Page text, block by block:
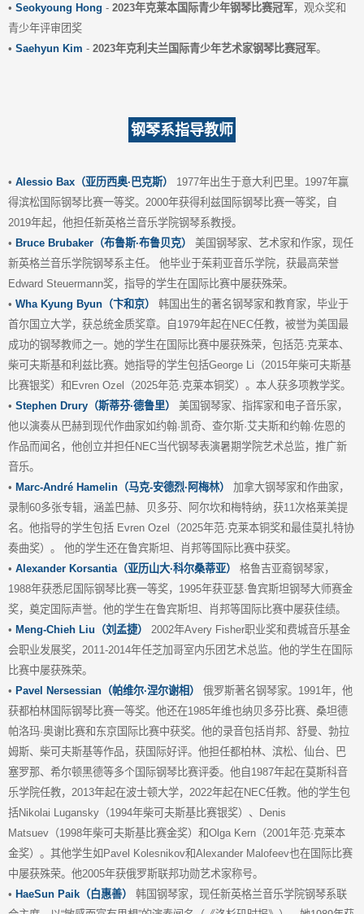
• Seokyoung Hong - 2023年克莱本国际青少年钢琴比赛冠军，观众奖和
青少年评审团奖
• Saehyun Kim - 2023年克利夫兰国际青少年艺术家钢琴比赛冠军。
钢琴系指导教师
• Alessio Bax（亚历西奥·巴克斯）
1977年出生于意大利巴里。1997年赢
得滨松国际钢琴比赛一等奖。2000年获得利兹国际钢琴比赛一等奖，自
2019年起，他担任新英格兰音乐学院钢琴系教授。
• Bruce Brubaker（布鲁斯·布鲁贝克）
美国钢琴家、艺术家和作家，现任
新英格兰音乐学院钢琴系主任。 他毕业于茱莉亚音乐学院，获最高荣誉
Edward Steuermann奖，指导的学生在国际比赛中屡获殊荣。
• Wha Kyung Byun（卞和京）
韩国出生的著名钢琴家和教育家，毕业于
首尔国立大学，获总统金质奖章。自1979年起在NEC任教，被誉为美国最
成功的钢琴教师之一。她的学生在国际比赛中屡获殊荣，包括范·克莱本、
柴可夫斯基和利兹比赛。她指导的学生包括George Li（2015年柴可夫斯基
比赛银奖）和Evren Ozel（2025年范·克莱本铜奖）。本人获多项教学奖。
• Stephen Drury（斯蒂芬·德鲁里）
美国钢琴家、指挥家和电子音乐家，
他以演奏从巴赫到现代作曲家如约翰·凯奇、查尔斯·艾夫斯和约翰·佐恩的
作品而闻名，他创立并担任NEC当代钢琴表演暑期学院艺术总监，推广新
音乐。
• Marc-André Hamelin（马克-安德烈·阿梅林）
加拿大钢琴家和作曲家，
录制60多张专辑，涵盖巴赫、贝多芬、阿尔坎和梅特纳，获11次格莱美提
名。他指导的学生包括 Evren Ozel（2025年范·克莱本铜奖和最佳莫扎特协
奏曲奖）。 他的学生还在鲁宾斯坦、肖邦等国际比赛中获奖。
• Alexander Korsantia（亚历山大·科尔桑蒂亚）
格鲁吉亚裔钢琴家，
1988年获悉尼国际钢琴比赛一等奖，1995年获亚瑟·鲁宾斯坦钢琴大师赛金
奖，奠定国际声誉。他的学生在鲁宾斯坦、肖邦等国际比赛中屡获佳绩。
• Meng-Chieh Liu（刘孟捷）
2002年Avery Fisher职业奖和费城音乐基金
会职业发展奖，2011-2014年任芝加哥室内乐团艺术总监。他的学生在国际
比赛中屡获殊荣。
• Pavel Nersessian（帕维尔·涅尔谢相）
俄罗斯著名钢琴家。1991年，他
获都柏林国际钢琴比赛一等奖。他还在1985年维也纳贝多芬比赛、桑坦德
帕洛玛·奥谢比赛和东京国际比赛中获奖。他的录音包括肖邦、舒曼、勃拉
姆斯、柴可夫斯基等作品，获国际好评。他担任都柏林、滨松、仙台、巴
塞罗那、希尔顿黑德等多个国际钢琴比赛评委。他自1987年起在莫斯科音
乐学院任教，2013年起在波士顿大学，2022年起在NEC任教。他的学生包
括Nikolai Lugansky（1994年柴可夫斯基比赛银奖）、Denis
Matsuev（1998年柴可夫斯基比赛金奖）和Olga Kern（2001年范·克莱本
金奖）。其他学生如Pavel Kolesnikov和Alexander Malofeev也在国际比赛
中屡获殊荣。他2005年获俄罗斯联邦功勋艺术家称号。
• HaeSun Paik（白惠善）
韩国钢琴家，现任新英格兰音乐学院钢琴系联